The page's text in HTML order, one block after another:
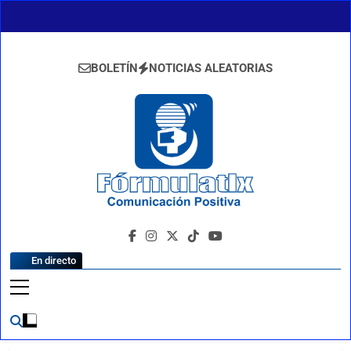
BOLETÍN NOTICIAS ALEATORIAS
En directo
FormulaTlx
Comunicación Positiva